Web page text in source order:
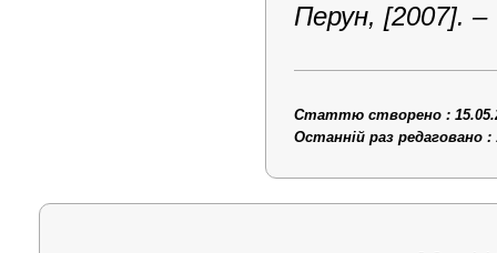
Перун, [2007].
Статтю створено :
Останній раз редаговано :